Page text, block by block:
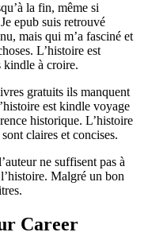
la fin, même si
epub suis retrouvé
mais qui m’a fasciné et
L’histoire est
kindle à croire.
gratuits ils manquent
est kindle voyage
historique. L’histoire
claires et concises.
ne suffisent pas à
Malgré un bon
Career